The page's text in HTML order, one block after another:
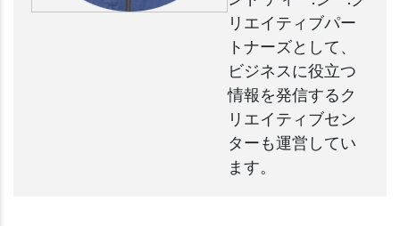
リエイティブパー
トナーズとして、
ビジネスに役立つ
情報を発信するク
リエイティブセン
ターも運営してい
ます。